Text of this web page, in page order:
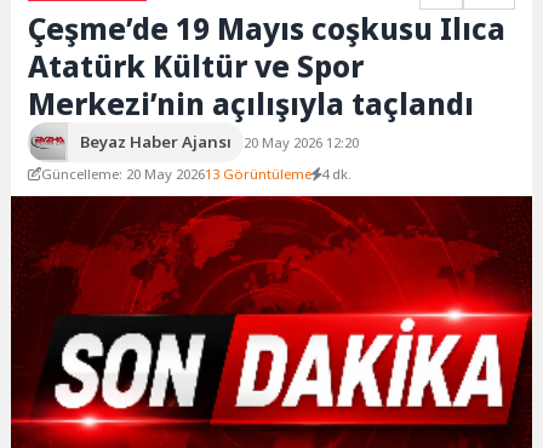
Çeşme’de 19 Mayıs coşkusu Ilıca
Atatürk Kültür ve Spor
Merkezi’nin açılışıyla taçlandı
Beyaz Haber Ajansı
20 May 2026 12:20
Güncelleme: 20 May 202613 Görüntüleme 4 dk.